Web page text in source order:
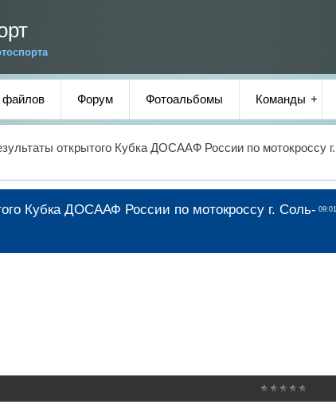
файлов Форум Фотоальбомы Команды
открытого Кубка ДОСААФ России по мотокроссу г.
09:01
Кубка ДОСААФ России по мотокроссу г. Соль-